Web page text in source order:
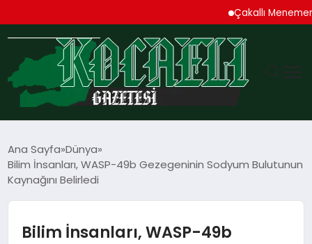
Çakallı Menemeni
TEKNOLOJI
Ana Sayfa Dünya
Bilim İnsanları, WASP-49b Gezegeninin Sodyum Bulutunun
Kaynağını Belirledi
Bilim İnsanları, WASP-49b